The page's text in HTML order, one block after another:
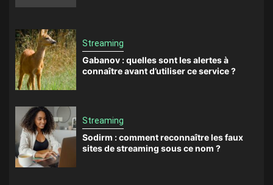
Streaming
Gabanov : quelles sont les alertes à
connaître avant d’utiliser ce service ?
Streaming
Sodirm : comment reconnaître les faux
sites de streaming sous ce nom ?